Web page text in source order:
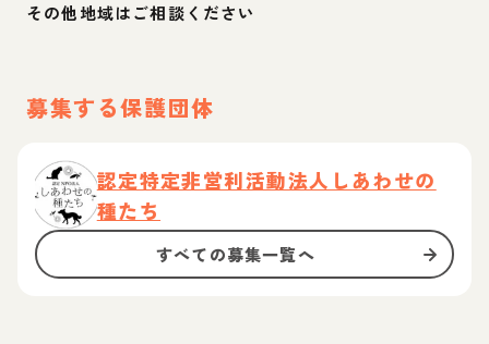
その他地域はご相談ください
募集する保護団体
認定特定非営利活動法人しあわせの
種たち
すべての募集一覧へ